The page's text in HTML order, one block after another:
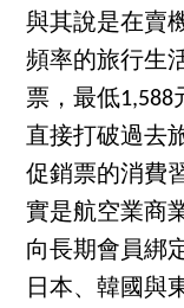
與其說是在賣
頻率的旅行生
票，最低1,588
直接打破過去
促銷票的消費
實是航空業商
向長期會員綁
日本、韓國與